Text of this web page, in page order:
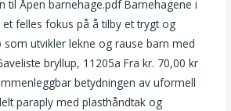
til Åpen barnehage.pdf Barnehagene i
felles fokus på å tilby et trygt og
utvikler lekne og rause barn med
bryllup, 11205a Fra kr. 70,00 kr
betydningen av uformell
paraply med plasthåndtak og